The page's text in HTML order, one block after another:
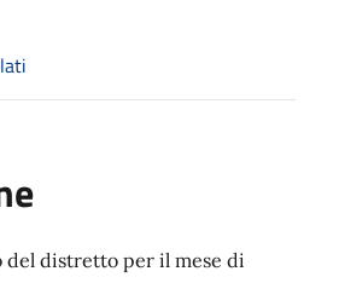
del distretto per il mese di